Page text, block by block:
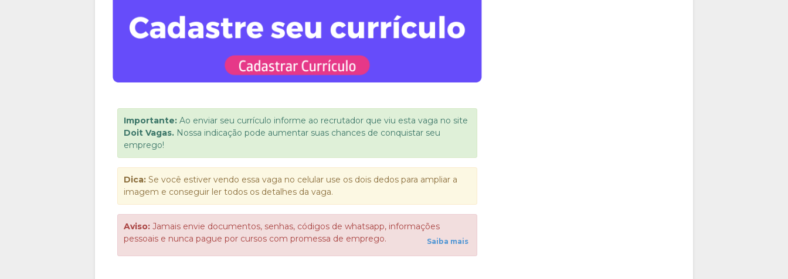
Importante: Ao enviar seu currículo informe ao recrutador que viu esta vaga no site
Doit Vagas. Nossa indicação pode aumentar suas chances de conquistar seu
emprego!
Dica: Se você estiver vendo essa vaga no celular use os dois dedos para ampliar a
imagem e conseguir ler todos os detalhes da vaga.
Aviso: Jamais envie documentos, senhas, códigos de whatsapp, informações
pessoais e nunca pague por cursos com promessa de emprego.
Saiba mais